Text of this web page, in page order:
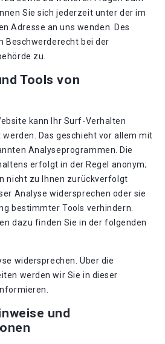
Sie sich jederzeit unter der im
Adresse an uns wenden. Des
Beschwerderecht bei der
zu.
Tools von
kann Ihr Surf-Verhalten
Das geschieht vor allem mit
Analyseprogrammen. Die
erfolgt in der Regel anonym;
nicht zu Ihnen zurückverfolgt
Analyse widersprechen oder sie
bestimmter Tools verhindern.
dazu finden Sie in der folgenden
widersprechen. Über die
werden wir Sie in dieser
und